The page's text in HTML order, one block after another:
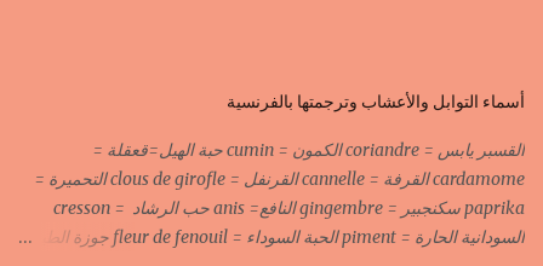
أسماء التوابل والأعشاب وترجمتها بالفرنسية
القسبر يابس = coriandre الكمون = cumin حبة الهيل=قعقلة =
cardamome القرفة = cannelle القرنفل = clous de girofle التحميرة =
paprika سكنجبير = gingembre النافع= anis حب الرشاد = cresson
السودانية الحارة = piment الحبة السوداء = fleur de fenouil جوزة الطيب